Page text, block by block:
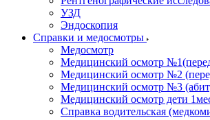
УЗД
Эндоскопия
Справки и медосмотры
Медосмотр
Медицинский осмотр
Медицинский осмотр №2
Медицинский осмотр №3
Медицинский осмотр дети
Справка водительская